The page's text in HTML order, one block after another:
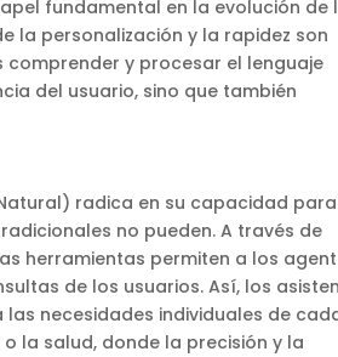
fundamental en la evolución de
la personalización y la rapidez son
y procesar el lenguaje
del usuario, sino que también
radica en su capacidad para
no pueden. A través de
herramientas permiten a los
de los usuarios. Así, los
necesidades individuales de
la salud, donde la precisión y la